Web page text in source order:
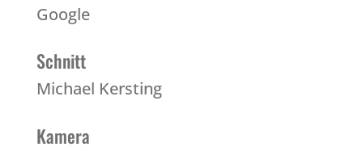
Google
Schnitt
Michael Kersting
Kamera